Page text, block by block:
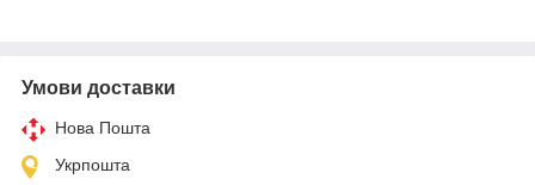
Умови доставки
Нова Пошта
Укрпошта